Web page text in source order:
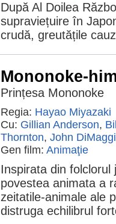
După Al Doilea
supraviețuire în
crudă, greutățile
Mononoke-
Prințesa Mononoke
Regia: Hayao Miyazaki
Cu: Gillian Anderson,
Thornton, John
Gen film: Animaţie
Inspirata din
povestea animata a
zeitatile-animale ale
distruga echilibrul